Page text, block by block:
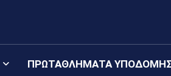
ΠΡΩΤΑΘΛΉΜΑΤΑ YΠΟΔΟΜΉΣ